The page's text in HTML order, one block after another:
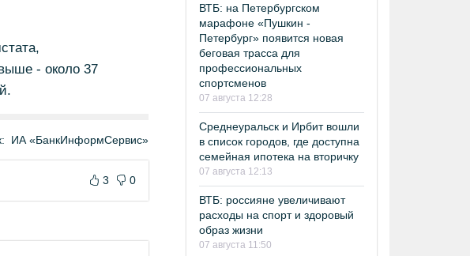
- около 37
ИА «БанкИнформСервис»
3 0
ВТБ: на Петербургском
марафоне «Пушкин -
Петербург» появится новая
беговая трасса для
профессиональных
спортсменов
07 августа 12:28
Среднеуральск и Ирбит вошли
в список городов, где доступна
семейная ипотека на вторичку
07 августа 12:13
ВТБ: россияне увеличивают
расходы на спорт и здоровый
образ жизни
07 августа 11:50